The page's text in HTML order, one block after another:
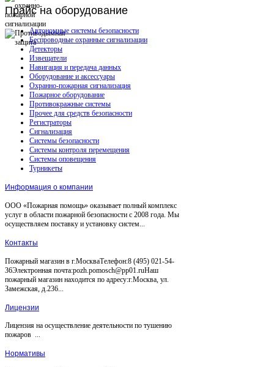
Прайсна оборудование
Автономные системы безопасности
Беспроводные охранные сигнализации
Детекторы
Извещатели
Навигация и передача данных
Оборудование и аксессуары
Охранно-пожарная сигнализация
Пожарное оборудование
Противокражные системы
Прочее для средств безопасности
Регистраторы
Сигнализация
Системы безопасности
Системы контроля перемещения
Системы оповещения
Турникеты
Информация о компании
ООО «Пожарная помощь» оказывает полный комплекс
услуг в области пожарной безопасности с 2008 года. Мы
осуществляем поставку и установку систем...
Контакты
Пожарный магазин в г.МоскваТелефон:8 (495) 021-54-
36Электронная почта:pozh.pomosch@pp01.ruНаш
пожарный магазин находится по адресу:г.Москва, ул.
Замежская, д.236...
Лицензии
Лицензия на осуществление деятельности по тушению
пожаров ...
Нормативы